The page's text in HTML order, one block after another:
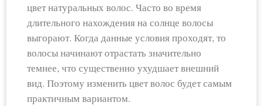
цвет натуральных волос. Часто во время
длительного нахождения на солнце волосы
выгорают. Когда данные условия проходят, то
волосы начинают отрастать значительно
темнее, что существенно ухудшает внешний
вид. Поэтому изменить цвет волос будет самым
практичным вариантом.